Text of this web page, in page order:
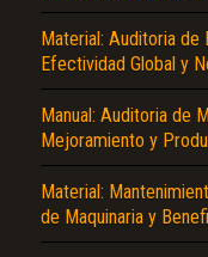
Material: Auditoria de
Efectividad Global y
Manual: Auditoria de
Mejoramiento y
Material:
de Maquinaria y